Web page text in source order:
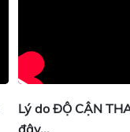
Lý do ĐỘ CẬN
đây...